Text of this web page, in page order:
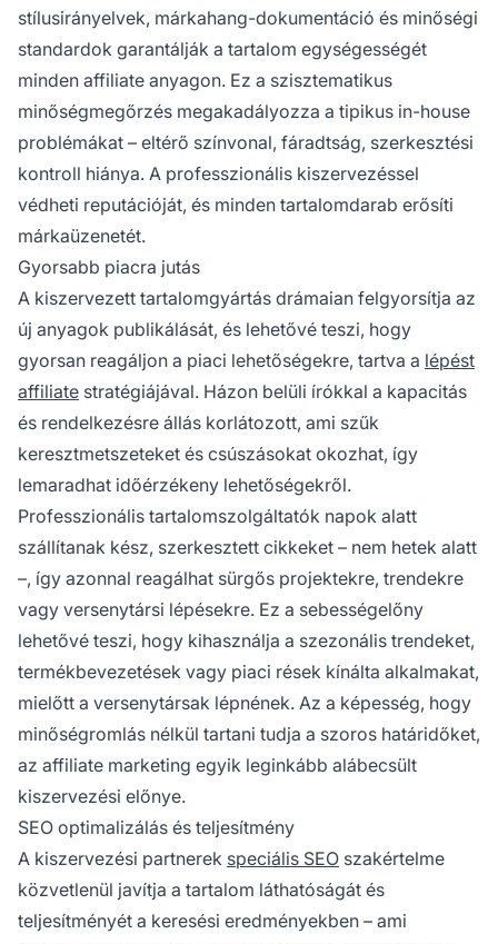
stílusirányelvek, márkahang-dokumentáció és minőségi
standardok garantálják a tartalom egységességét
minden affiliate anyagon. Ez a szisztematikus
minőségmegőrzés megakadályozza a tipikus in-house
problémákat – eltérő színvonal, fáradtság, szerkesztési
kontroll hiánya. A professzionális kiszervezéssel
védheti reputációját, és minden tartalomdarab erősíti
márkaüzenetét.
Gyorsabb piacra jutás
A kiszervezett tartalomgyártás drámaian felgyorsítja az
új anyagok publikálását, és lehetővé teszi, hogy
gyorsan reagáljon a piaci lehetőségekre, tartva a lépést
affiliate stratégiájával. Házon belüli írókkal a kapacitás
és rendelkezésre állás korlátozott, ami szűk
keresztmetszeteket és csúszásokat okozhat, így
lemaradhat időérzékeny lehetőségekről.
Professzionális tartalomszolgáltatók napok alatt
szállítanak kész, szerkesztett cikkeket – nem hetek alatt
–, így azonnal reagálhat sürgős projektekre, trendekre
vagy versenytársi lépésekre. Ez a sebességelőny
lehetővé teszi, hogy kihasználja a szezonális trendeket,
termékbevezetések vagy piaci rések kínálta alkalmakat,
mielőtt a versenytársak lépnének. Az a képesség, hogy
minőségromlás nélkül tartani tudja a szoros határidőket,
az affiliate marketing egyik leginkább alábecsült
kiszervezési előnye.
SEO optimalizálás és teljesítmény
A kiszervezési partnerek speciális SEO szakértelme
közvetlenül javítja a tartalom láthatóságát és
teljesítményét a keresési eredményekben – ami